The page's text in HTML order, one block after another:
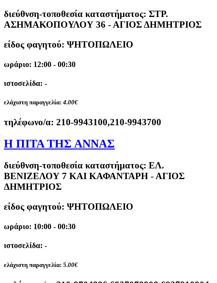
διεύθνση-τοποθεσία καταστήματος: ΣΤΡ.
ΑΣΗΜΑΚΟΠΟΥΛΟΥ 36 - ΑΓΙΟΣ ΔΗΜΗΤΡΙΟΣ
είδος φαγητού: ΨΗΤΟΠΩΛΕΙΟ
ωράριο: 12:00 - 00:30
ιστοσελίδα: -
ελάχιστη παραγγελία: 4.00€
τηλέφωνο/α: 210-9943100,210-9943700
Η ΠΙΤΑ ΤΗΣ ΑΝΝΑΣ
διεύθνση-τοποθεσία καταστήματος: ΕΛ.
ΒΕΝΙΖΕΛΟΥ 7 ΚΑΙ ΚΑΦΑΝΤΑΡΗ - ΑΓΙΟΣ
ΔΗΜΗΤΡΙΟΣ
είδος φαγητού: ΨΗΤΟΠΩΛΕΙΟ
ωράριο: 10:00 - 00:30
ιστοσελίδα: -
ελάχιστη παραγγελία: 5.00€